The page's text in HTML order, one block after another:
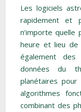
Les logiciels
rapidement et
n’importe
heure et lieu de
également des
données du
planétaires
algorithmes
combinant des